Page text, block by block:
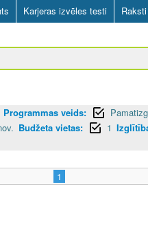
Karjeras izvēles testi Raksti
Programmas veids:
Budžeta vietas: 1
1